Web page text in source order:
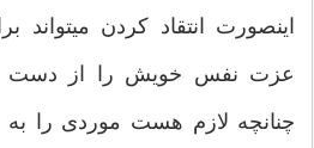
اینصورت انتقاد کردن
عزت نفس خویش را از دست
چنانچه لازم هست موردی را به